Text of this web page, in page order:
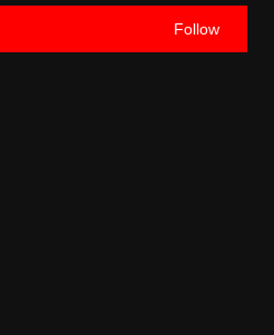
Follow